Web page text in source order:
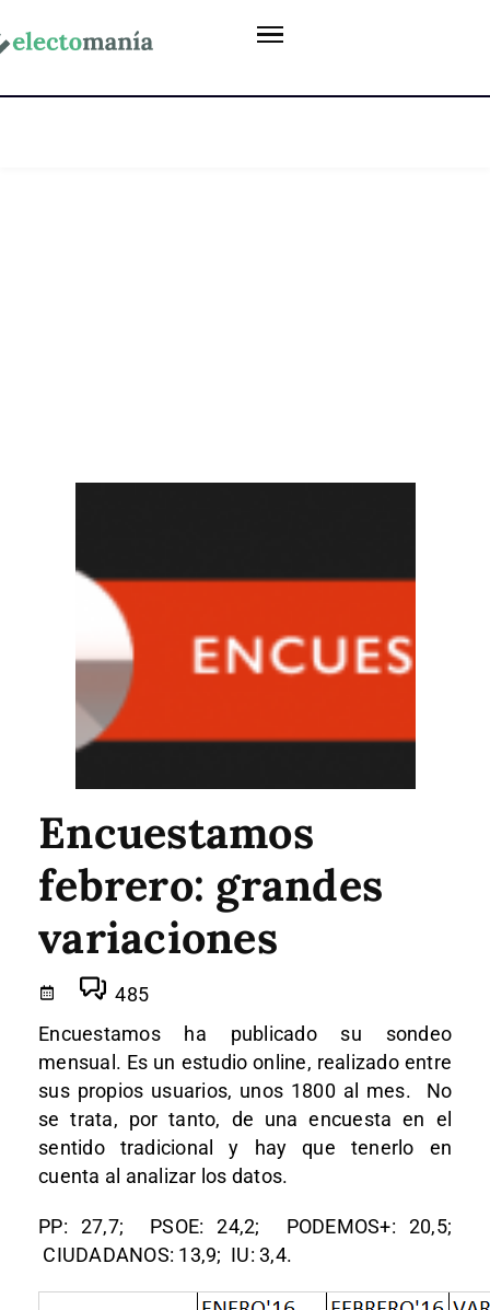
Encuestamos
febrero: grandes
variaciones
485
Encuestamos ha publicado su sondeo
mensual. Es un estudio online, realizado entre
sus propios usuarios, unos 1800 al mes. No
se trata, por tanto, de una encuesta en el
sentido tradicional y hay que tenerlo en
cuenta al analizar los datos.
PP: 27,7; PSOE: 24,2; PODEMOS+: 20,5;
CIUDADANOS: 13,9; IU: 3,4.